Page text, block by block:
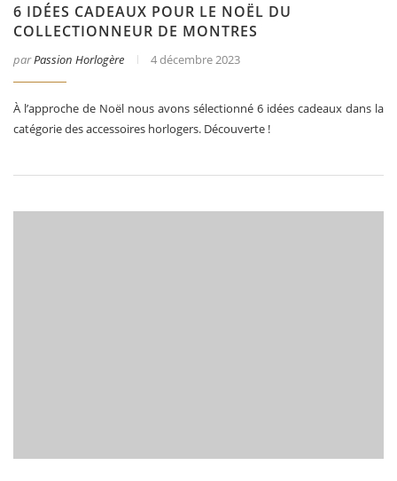
6 IDÉES CADEAUX POUR LE NOËL DU
COLLECTIONNEUR DE MONTRES
parPassion Horlogère 4 décembre 2023
À l’approche de Noël nous avons sélectionné 6 idées cadeaux dans la
catégorie des accessoires horlogers. Découverte !